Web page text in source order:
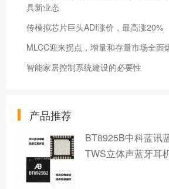
具新业态
传模拟芯片巨头ADI涨价，最高涨20%
MLCC迎来拐点，增量和存量市场全面
智能家居控制系统建设的必要性
产品推荐
BT8925B中科蓝讯
TWS立体声蓝牙耳